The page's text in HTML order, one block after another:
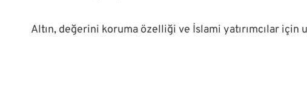
Altın, değerini koruma özelliği ve İslami yatırımcılar